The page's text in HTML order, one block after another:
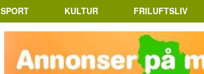
SPORT KULTUR FRILUFTSLIV